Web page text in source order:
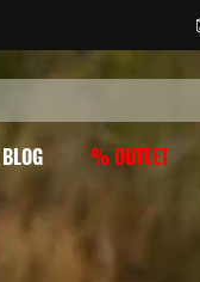
BLOG % OUTLET